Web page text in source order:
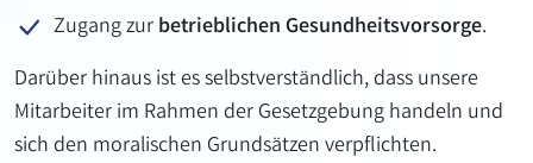
Zugang zurbetrieblichen Gesundheitsvorsorge.
Darüber hinaus ist es selbstverständlich, dass unsere
Mitarbeiter im Rahmen der Gesetzgebung handeln und
sich den moralischen Grundsätzen verpflichten.